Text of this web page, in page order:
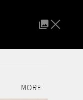
MORE